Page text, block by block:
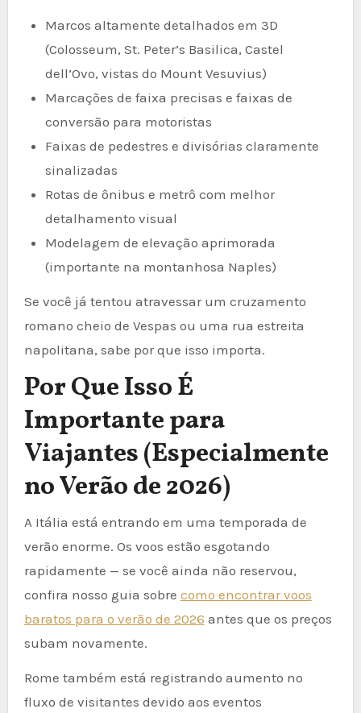
Marcos altamente detalhados em 3D
(Colosseum, St. Peter’s Basilica, Castel
dell’Ovo, vistas do Mount Vesuvius)
Marcações de faixa precisas e faixas de
conversão para motoristas
Faixas de pedestres e divisórias claramente
sinalizadas
Rotas de ônibus e metrô com melhor
detalhamento visual
Modelagem de elevação aprimorada
(importante na montanhosa Naples)
Se você já tentou atravessar um cruzamento
romano cheio de Vespas ou uma rua estreita
napolitana, sabe por que isso importa.
Por Que Isso É
Importante para
Viajantes (Especialmente
no Verão de 2026)
A Itália está entrando em uma temporada de
verão enorme. Os voos estão esgotando
rapidamente — se você ainda não reservou,
confira nosso guia sobre como encontrar voos
baratos para o verão de 2026 antes que os preços
subam novamente.
Rome também está registrando aumento no
fluxo de visitantes devido aos eventos